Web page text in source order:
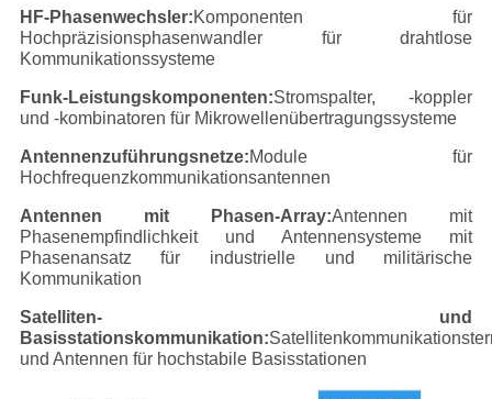
HF-Phasenwechsler:Komponenten für
Hochpräzisionsphasenwandler für drahtlose
Kommunikationssysteme
Funk-Leistungskomponenten:Stromspalter, -koppler
und -kombinatoren für Mikrowellenübertragungssysteme
Antennenzuführungsnetze:Module für
Hochfrequenzkommunikationsantennen
Antennen mit Phasen-Array:Antennen mit
Phasenempfindlichkeit und Antennensysteme mit
Phasenansatz für industrielle und militärische
Kommunikation
Satelliten- und
Basisstationskommunikation:
und Antennen für hochstabile Basisstationen